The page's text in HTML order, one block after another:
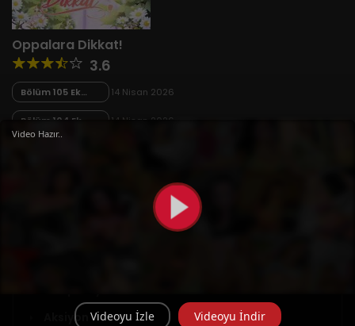
Oppalara Dikkat!
3.6
Bölüm 105 Ek
Bölüm 10 – Final
14 Nisan 2026
Bölüm 104 Ek
Bölüm 9
14 Nisan 2026
Aksiyon
Video Hazır..
Videoyu İzle Videoyu İndir